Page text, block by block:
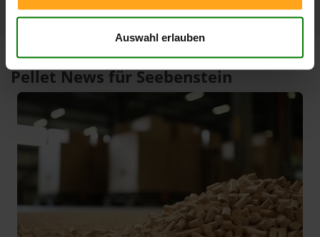
Auswahl erlauben
Pellet News für Seebenstein